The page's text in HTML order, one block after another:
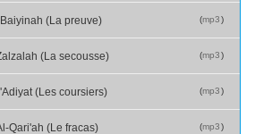
(mp3)
(La preuve)
(mp3)
(La secousse)
(mp3)
(Les coursiers)
(mp3)
Qari'ah (Le fracas)